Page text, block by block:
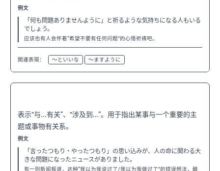
例文
「何も問題ありませんように」と祈るような気持ちになる人もいる
でしょう。
应该也有人会怀着“希望不要有任何问题”的心情祈祷吧。
関連表現： 〜といいな 〜ますように
表示“与...有关”、“涉及到...”。用于指出某事与一个重要的主
题或事物有关系。
例文
「言ったつもり・やったつもり」の思い込みが、人の命に関わる大
きな問題になったニュースがありました。
有一则新闻报道，这种“我以为我说过了/我以为我做过了”的错误想法，酿